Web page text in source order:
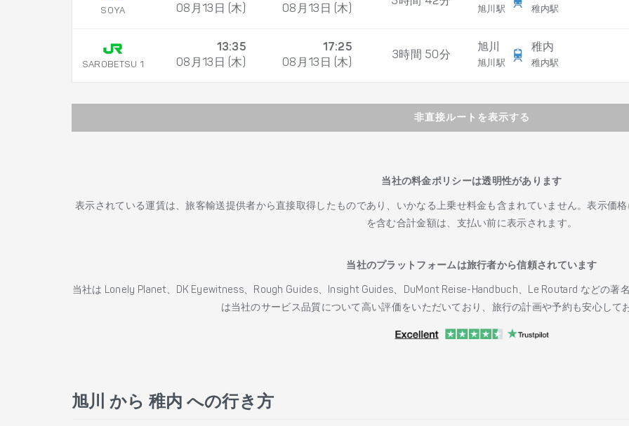
SOYA
08月13日 (木)
08月13日 (木)
旭川駅 稚内駅
SAROBETSU 1
13:35
08月13日 (木)
17:25
08月13日 (木)
3時間 50分
旭川
旭川駅
稚内
稚内駅
非直接ルートを表示する
当社の料金ポリシーは透明性があります
表示されている運賃は、旅客輸送提供者から直接取得したものであり、いかなる上乗せ料金も含まれていません。表示価
を含む合計金額は、支払い前に表示されます。
当社のプラットフォームは旅行者から信頼されています
当社は Lonely Planet、DK Eyewitness、Rough Guides、Insight Guides、DuMont Reise-Handbuch、Le Routard などの著
は当社のサービス品質について高い評価をいただいており、旅行の計画や予約も安心して
旭川 から 稚内 への行き方